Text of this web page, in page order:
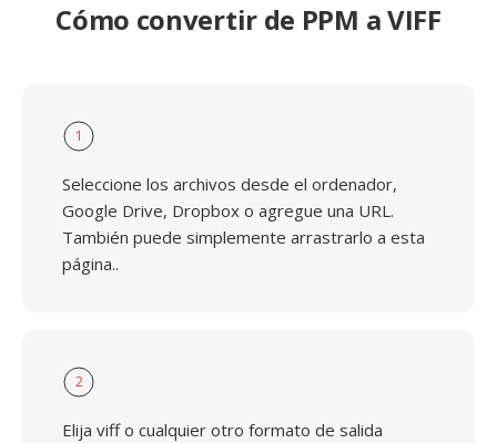
Cómo convertir de PPM a VIFF
1
Seleccione los archivos desde el ordenador,
Google Drive, Dropbox o agregue una URL.
También puede simplemente arrastrarlo a esta
página..
2
Elija viff o cualquier otro formato de salida